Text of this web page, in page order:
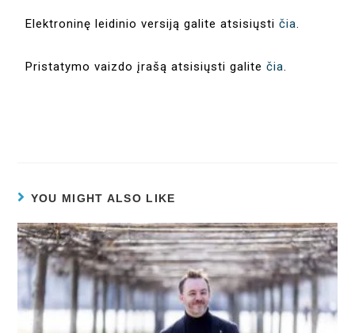
Elektroninę leidinio versiją galite atsisiųstičia.
Pristatymo vaizdo įrašą atsisiųsti galitečia.
YOU MIGHT ALSO LIKE